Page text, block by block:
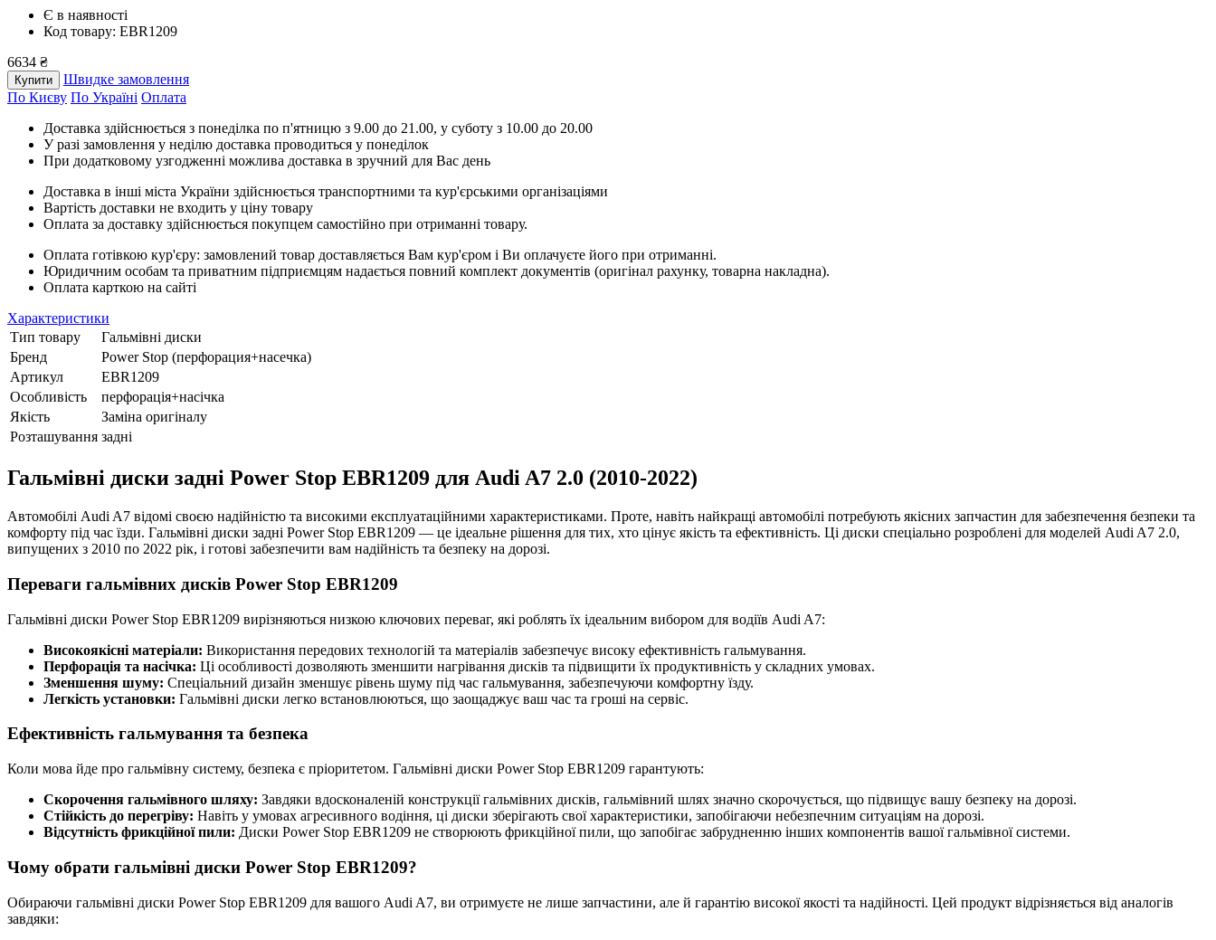
Є в наявності
Код товару: EBR1209
6634 ₴
Купити
Швидке замовлення
По Києву По Україні Оплата
Доставка здійснюється з понеділка по п'ятницю з 9.00 до 21.00, у суботу з 10.00 до 20.00
У разі замовлення у неділю доставка проводиться у понеділок
При додатковому узгодженні можлива доставка в зручний для Вас день
Доставка в інші міста України здійснюється транспортними та кур'єрськими організаціями
Вартість доставки не входить у ціну товару
Оплата за доставку здійснюється покупцем самостійно при отриманні товару.
Оплата готівкою кур'єру: замовлений товар доставляється Вам кур'єром і Ви оплачуєте його при отриманні.
Юридичним особам та приватним підприємцям надається повний комплект документів (оригінал рахунку, товарна накладна).
Оплата карткою на сайті
Характеристики
Тип товару
Гальмівні диски
Бренд
Power Stop (перфорация+насечка)
Артикул
EBR1209
Особливість
перфорація+насічка
Якість
Заміна оригіналу
Розташування задні
Гальмівні диски задні Power Stop EBR1209 для Audi A7 2.0 (2010-2022)
Автомобілі Audi A7 відомі своєю надійністю та високими експлуатаційними характеристиками. Проте, навіть найкращі автомобілі потребують якісних запчастин для забезпечення безпеки та
комфорту під час їзди. Гальмівні диски задні Power Stop EBR1209 — це ідеальне рішення для тих, хто цінує якість та ефективність. Ці диски спеціально розроблені для моделей Audi A7 2.0,
випущених з 2010 по 2022 рік, і готові забезпечити вам надійність та безпеку на дорозі.
Переваги гальмівних дисків Power Stop EBR1209
Гальмівні диски Power Stop EBR1209 вирізняються низкою ключових переваг, які роблять їх ідеальним вибором для водіїв Audi A7:
Високоякісні матеріали: Використання передових технологій та матеріалів забезпечує високу ефективність гальмування.
Перфорація та насічка: Ці особливості дозволяють зменшити нагрівання дисків та підвищити їх продуктивність у складних умовах.
Зменшення шуму: Спеціальний дизайн зменшує рівень шуму під час гальмування, забезпечуючи комфортну їзду.
Легкість установки: Гальмівні диски легко встановлюються, що заощаджує ваш час та гроші на сервіс.
Ефективність гальмування та безпека
Коли мова йде про гальмівну систему, безпека є пріоритетом. Гальмівні диски Power Stop EBR1209 гарантують:
Скорочення гальмівного шляху: Завдяки вдосконаленій конструкції гальмівних дисків, гальмівний шлях значно скорочується, що підвищує вашу безпеку на дорозі.
Стійкість до перегріву: Навіть у умовах агресивного водіння, ці диски зберігають свої характеристики, запобігаючи небезпечним ситуаціям на дорозі.
Відсутність фрикційної пили: Диски Power Stop EBR1209 не створюють фрикційної пили, що запобігає забрудненню інших компонентів вашої гальмівної системи.
Чому обрати гальмівні диски Power Stop EBR1209?
Обираючи гальмівні диски Power Stop EBR1209 для вашого Audi A7, ви отримуєте не лише запчастини, але й гарантію високої якості та надійності. Цей продукт відрізняється від аналогів
завдяки: